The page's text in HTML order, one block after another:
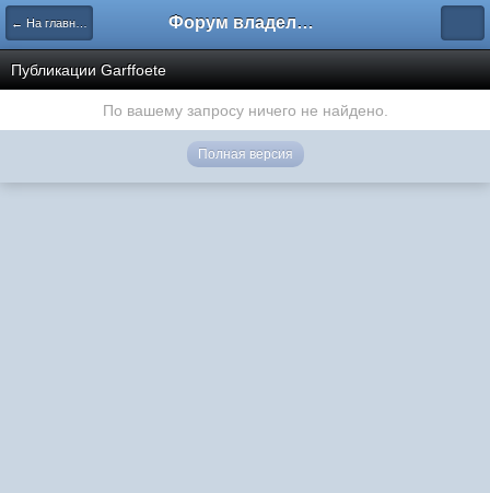
← На главную Форум владельцев интернет-магазинов
Публикации Garffoete
По вашему запросу ничего не найдено.
Полная версия